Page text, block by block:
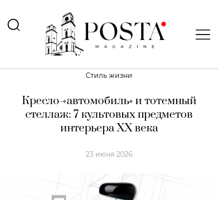
Стиль жизни
Кресло-«автомобиль» и тотемный
стеллаж: 7 культовых предметов
интерьера XX века
23 июня 2026